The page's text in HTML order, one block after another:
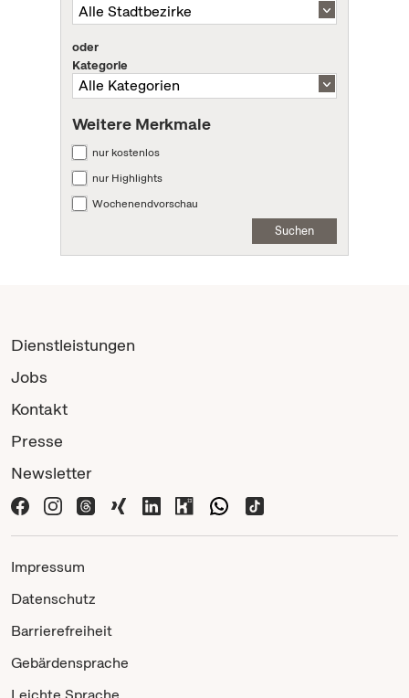
oder
Kategorie
Weitere Merkmale
nur kostenlos
nur Highlights
Wochenendvorschau
Suchen
Dienstleistungen
Jobs
Kontakt
Presse
Newsletter
Impressum
Datenschutz
Barrierefreiheit
Gebärdensprache